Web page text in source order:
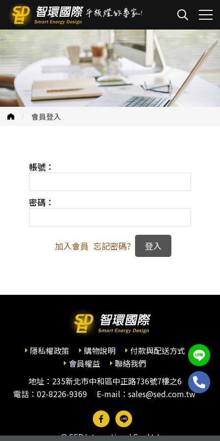
會員登入
帳號：
密碼：
加入會員 忘記密碼?
隱私權政策 購物說明
付款與配送方式
會員權益
聯絡我們
地址：235新北市中和區中正路736號7樓之6
電話： 02-8226-9369 E-mail：sales@sed.com.tw
© SED International Co., Ltd